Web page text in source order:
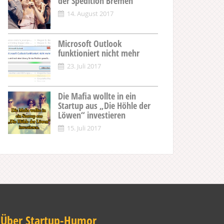
14. August 2017
Microsoft Outlook
funktioniert nicht mehr
23. Juli 2017
Die Mafia wollte in ein
Startup aus „Die Höhle der
Löwen“ investieren
15. Juli 2017
Über Startup-Humor